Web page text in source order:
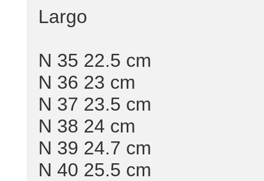
Largo
N 35 22.5 cm
N 36 23 cm
N 37 23.5 cm
N 38 24 cm
N 39 24.7 cm
N 40 25.5 cm